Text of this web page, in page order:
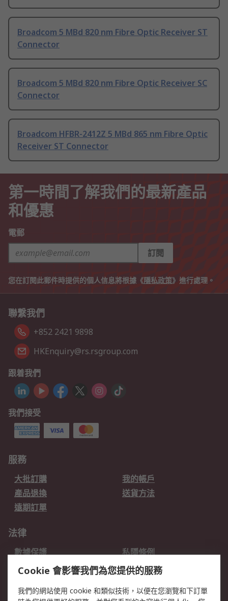
Broadcom 5 MBd 820 nm Fibre Optic Receiver ST
Connector
Broadcom 5 MBd 820 nm Fibre Optic Receiver SC
Connector
Broadcom HFBR-2412Z 5 MBd 865 nm Fibre Optic
Receiver ST Connector
第一時間了解我們的最新產品
和優惠
電郵
訂閱
您在訂閱此郵件時提供的個人信息將根據《隱私政策》進行處理。
聯繫我們
+852 2421 9898
HKEnquiry@rs.rsgroup.com
跟着我們
我們接受
服務
大批訂購
我的帳戶
產品退換
送貨方法
遠期訂單
法律
數據保護
私隱條例
網站條款
郵件安全
Cookie 會影響我們為您提供的服務
我們的網站使用 cookie 和類似技術，以便在您瀏覽和下訂單